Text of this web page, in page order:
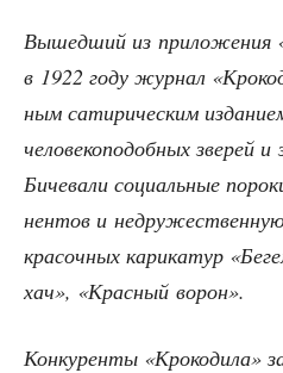
Вышед­ший из при­ло­же­ния
в 1922 году жур­нал
ным сати­ри­че­ским
чело­ве­ко­по­доб­ных зве­рей
Биче­ва­ли соци­аль­ные
нен­тов и
кра­соч­ных кари­ка­тур
хач», «Крас­ный ворон».
Кон­ку­рен­ты «Кро­ко­ди­ла»